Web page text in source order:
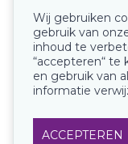
Wij gebruiken
gebruik van
inhoud te
“accepteren“
en gebruik van
informatie
ACCEPTEREN